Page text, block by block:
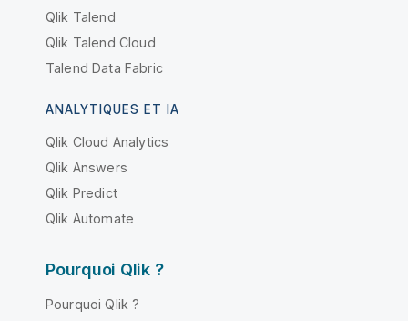
Qlik Talend
Qlik Talend Cloud
Talend Data Fabric
ANALYTIQUES ET IA
Qlik Cloud Analytics
Qlik Answers
Qlik Predict
Qlik Automate
Pourquoi Qlik ?
Pourquoi Qlik ?